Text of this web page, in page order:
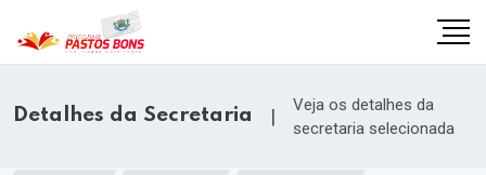
Detalhes da Secretaria |
Veja os detalhes da
secretaria selecionada